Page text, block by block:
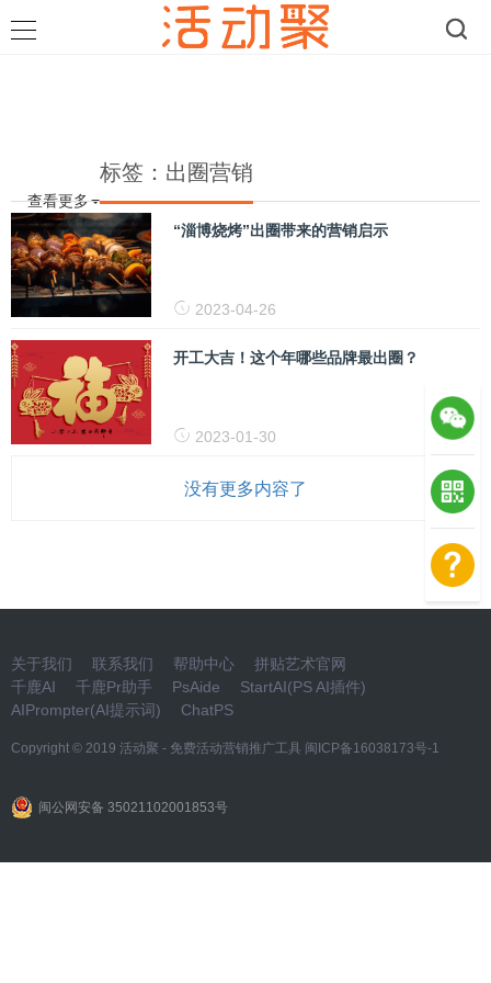
查看更多
标签：出圈营销
“淄博烧烤”出圈带来的营销启示
2023-04-26
开工大吉！这个年哪些品牌最出圈？
2023-01-30
没有更多内容了
关于我们 联系我们 帮助中心
拼贴艺术官网
千鹿AI
千鹿Pr助手 PsAide
StartAI(PS AI插件)
AIPrompter(AI提示词)
ChatPS
Copyright © 2019 活动聚 - 免费活动营销推广工具 闽ICP备16038173号-1
闽公网安备 35021102001853号